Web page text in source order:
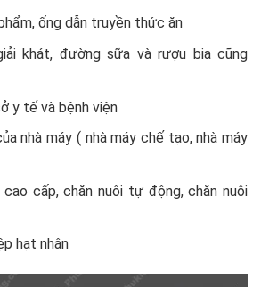
ống dẫn truyền thức ăn
khát, đường sữa và rượu bia cũng
y tế và bệnh viện
nhà máy ( nhà máy chế tạo, nhà máy
cấp, chăn nuôi tự động, chăn nuôi
hạt nhân